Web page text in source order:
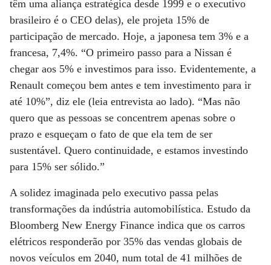
têm uma aliança estratégica desde 1999 e o executivo
brasileiro é o CEO delas), ele projeta 15% de
participação de mercado. Hoje, a japonesa tem 3% e a
francesa, 7,4%. “O primeiro passo para a Nissan é
chegar aos 5% e investimos para isso. Evidentemente, a
Renault começou bem antes e tem investimento para ir
até 10%”, diz ele (leia entrevista ao lado). “Mas não
quero que as pessoas se concentrem apenas sobre o
prazo e esqueçam o fato de que ela tem de ser
sustentável. Quero continuidade, e estamos investindo
para 15% ser sólido.”
A solidez imaginada pelo executivo passa pelas
transformações da indústria automobilística. Estudo da
Bloomberg New Energy Finance indica que os carros
elétricos responderão por 35% das vendas globais de
novos veículos em 2040, num total de 41 milhões de